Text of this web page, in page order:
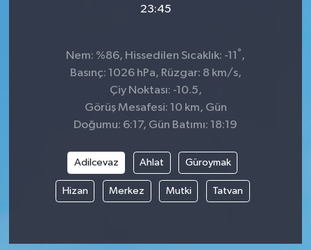
23:45
Nem: %86, Hissedilen Sıcaklık: -11 ° ,
Basınç: 1026 hPa, Rüzgar: 8 km/s,
Çiy Noktası: -10.5,
Görüş Mesafesi: 10 km, Gün
Doğumu: 6:17, Gün Batımı: 18:19
Adilcevaz Ahlat Güroymak
Hizan Merkez Mutki Tatvan